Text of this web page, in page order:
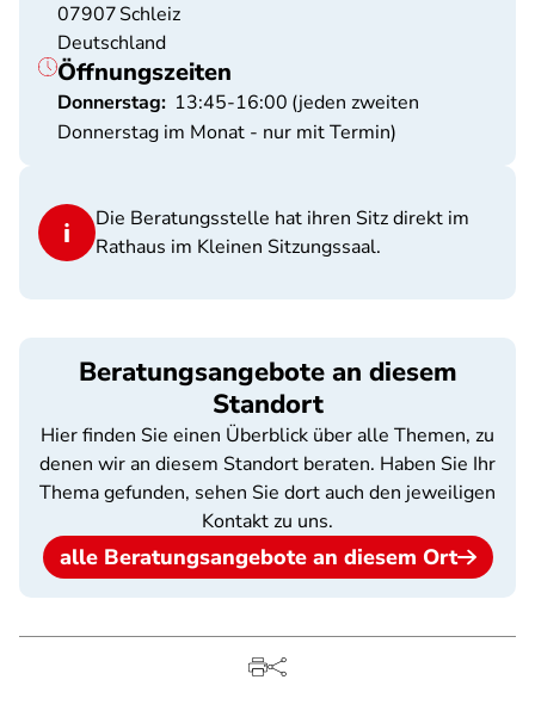
07907Schleiz
Deutschland
Öffnungszeiten
Donnerstag: 13:45-16:00 (jeden zweiten
Donnerstag im Monat - nur mit Termin)
Die Beratungsstelle hat ihren Sitz direkt im
Rathaus im Kleinen Sitzungssaal.
Beratungsangebote an diesem
Standort
Hier finden Sie einen Überblick über alle Themen, zu
denen wir an diesem Standort beraten. Haben Sie Ihr
Thema gefunden, sehen Sie dort auch den jeweiligen
Kontakt zu uns.
alle Beratungsangebote an diesem Ort